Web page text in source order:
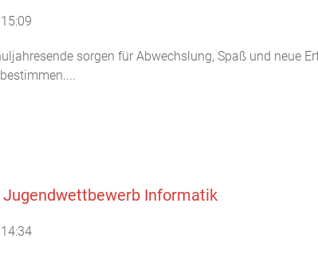
sorgen für Abwechslung, Spaß und neue
Informatik